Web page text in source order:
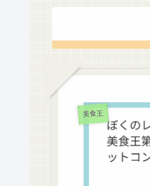
美食王